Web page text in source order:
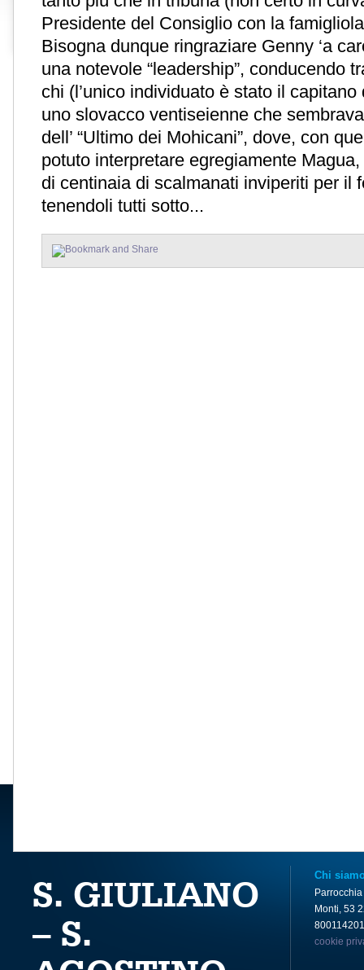
Presidente del Consiglio con la
Bisogna dunque ringraziare Genny ‘a
una notevole “leadership”, conducendo
chi (l’unico individuato è stato il
uno slovacco ventiseienne che
dell’ “Ultimo dei Mohicani”, dove, con
potuto interpretare egregiamente
di centinaia di scalmanati inviperiti per il
tenendoli tutti sotto...
S. GIULIANO
– S.
Chi
Monti, 53
cookie